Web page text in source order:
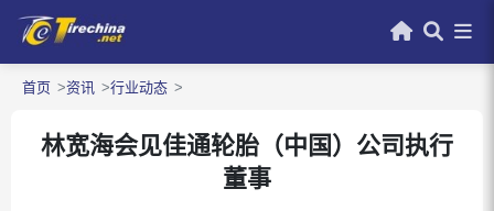
首页 资讯 行业动态
林宽海会见佳通轮胎（中国）公司执行
董事